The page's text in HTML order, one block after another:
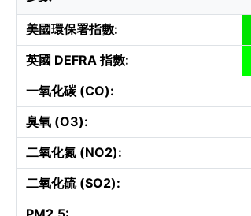
美國環保署指數:
英國 DEFRA 指數:
一氧化碳 (CO):
臭氧 (O3):
二氧化氮 (NO2):
二氧化硫 (SO2):